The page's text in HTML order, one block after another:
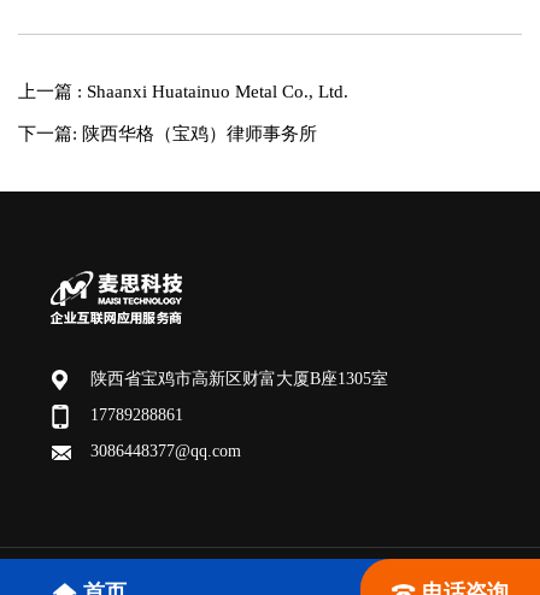
上一篇 : Shaanxi Huatainuo Metal Co., Ltd.
下一篇: 陕西华格（宝鸡）律师事务所
陕西省宝鸡市高新区财富大厦B座1305室
17789288861
3086448377@qq.com
版权所有：宝鸡麦思网络科技有限公司 SEO技术支持：